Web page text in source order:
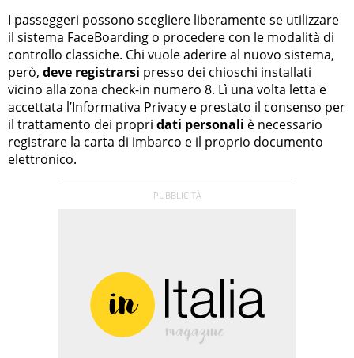
I passeggeri possono scegliere liberamente se utilizzare
il sistema FaceBoarding o procedere con le modalità di
controllo classiche. Chi vuole aderire al nuovo sistema,
però, deve registrarsi presso dei chioschi installati
vicino alla zona check-in numero 8. Lì una volta letta e
accettata l’Informativa Privacy e prestato il consenso per
il trattamento dei propri dati personali è necessario
registrare la carta di imbarco e il proprio documento
elettronico.